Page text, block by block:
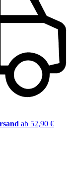
ab 52,90 €